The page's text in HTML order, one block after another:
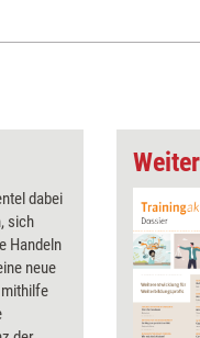
dabei
sich
Handeln
neue